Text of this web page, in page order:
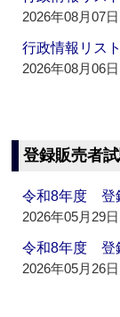
2026年08月07
行政情報リス
2026年08月06
登録販売者
令和8年度 登
2026年05月29
令和8年度 登
2026年05月26